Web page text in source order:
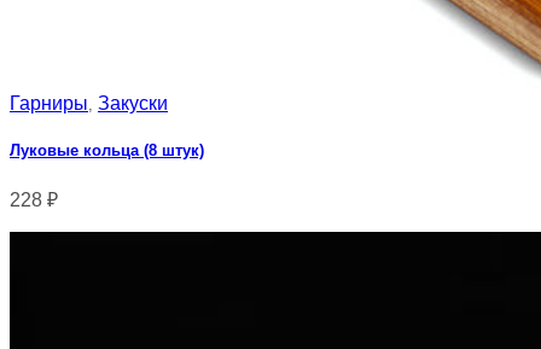
Гарниры Закуски
Луковые кольца (8 штук)
228 ₽